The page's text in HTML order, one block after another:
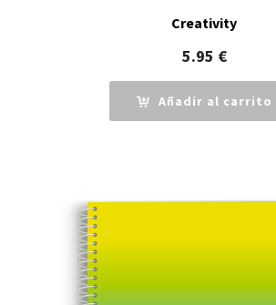
Creativity
5.95 €
Añadir al carrito